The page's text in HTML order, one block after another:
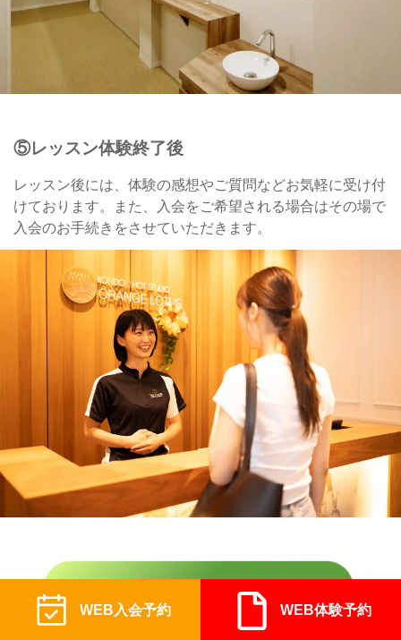
⑤レッスン体験終了後
レッスン後には、体験の感想やご質問などお気軽に受け付
けております。また、入会をご希望される場合はその場で
入会のお手続きをさせていただきます。
WEB入会予約 WEB体験予約